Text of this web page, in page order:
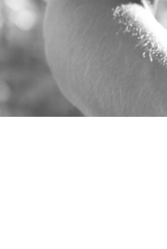
Prejsť
na
obsah